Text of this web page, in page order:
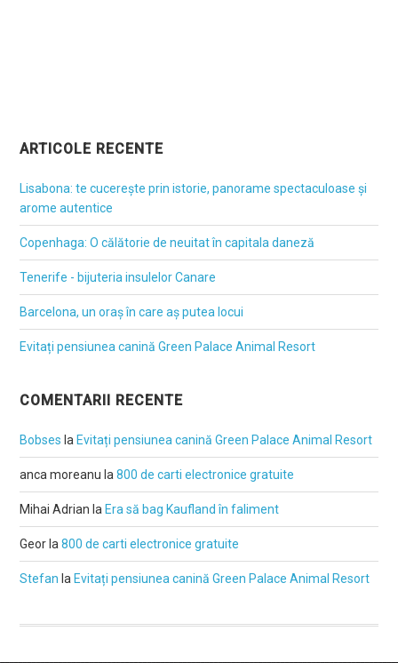
ARTICOLE RECENTE
Lisabona: te cucerește prin istorie, panorame spectaculoase și
arome autentice
Copenhaga: O călătorie de neuitat în capitala daneză
Tenerife - bijuteria insulelor Canare
Barcelona, un oraș în care aș putea locui
Evitați pensiunea canină Green Palace Animal Resort
COMENTARII RECENTE
Bobses la Evitați pensiunea canină Green Palace Animal Resort
anca moreanu la800 de carti electronice gratuite
Mihai Adrian la Era să bag Kaufland în faliment
Geor la800 de carti electronice gratuite
Stefan la Evitați pensiunea canină Green Palace Animal Resort